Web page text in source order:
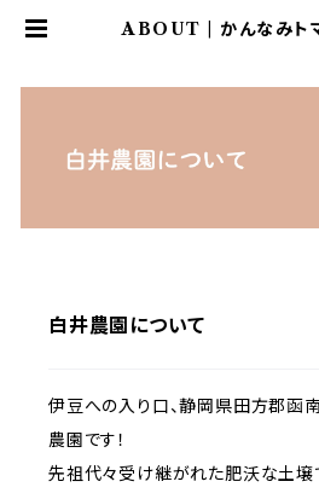
ABOUT | かんなみト
白井農園について
伊豆への入り口、静岡県田方郡函
農園です！
先祖代々受け継がれた肥沃な土壌